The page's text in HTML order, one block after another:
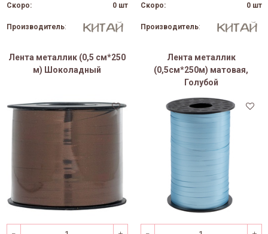
Скоро:
0 шт
Производитель:
Скоро:
0 шт
Производитель:
Лента металлик (0,5 см*250
м) Шоколадный
Лента металлик
(0,5см*250м) матовая,
Голубой